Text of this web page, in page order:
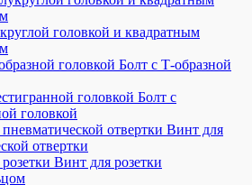
головкой и квадратным
Болт с Т-образной
Болт с
головкой
Винт для
отвертки
Винт для розетки
В